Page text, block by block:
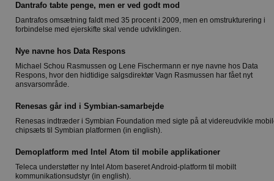
Dantrafo tabte penge, men er ved godt mod
Dantrafos omsætning faldt med 35 procent i 2009, men en omstrukturering i
forbindelse med ejerskifte skal vende udviklingen.
Nye navne hos Data Respons
Michael Schou Rasmussen og Lene Fischermann er nye navne hos Data
Respons, hvor den hidtidige salgsdirektør Vagn Rasmussen har fået nyt
ansvarsområde.
Renesas går ind i Symbian-samarbejde
Renesas indtræder i Symbian Foundation med sigte på at videreudvikle
chipsæts til Symbian platformen (in english).
Demoplatform med Intel Atom til mobile applikationer
Teleca understøtter ny Intel Atom baseret Android-platform til mobilt
kommunikationsudstyr (in english).